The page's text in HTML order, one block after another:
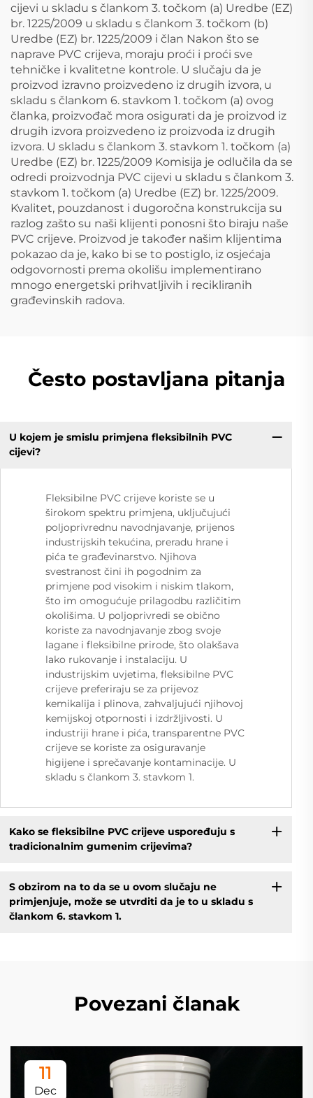
cijevi u skladu s člankom 3. točkom (a) Uredbe (EZ)
br. 1225/2009 u skladu s člankom 3. točkom (b)
Uredbe (EZ) br. 1225/2009 i član Nakon što se
naprave PVC crijeva, moraju proći i proći sve
tehničke i kvalitetne kontrole. U slučaju da je
proizvod izravno proizvedeno iz drugih izvora, u
skladu s člankom 6. stavkom 1. točkom (a) ovog
članka, proizvođač mora osigurati da je proizvod iz
drugih izvora proizvedeno iz proizvoda iz drugih
izvora. U skladu s člankom 3. stavkom 1. točkom (a)
Uredbe (EZ) br. 1225/2009 Komisija je odlučila da se
odredi proizvodnja PVC cijevi u skladu s člankom 3.
stavkom 1. točkom (a) Uredbe (EZ) br. 1225/2009.
Kvalitet, pouzdanost i dugoročna konstrukcija su
razlog zašto su naši klijenti ponosni što biraju naše
PVC crijeve. Proizvod je također našim klijentima
pokazao da je, kako bi se to postiglo, iz osjećaja
odgovornosti prema okolišu implementirano
mnogo energetski prihvatljivih i recikliranih
građevinskih radova.
Često postavljana pitanja
U kojem je smislu primjena fleksibilnih PVC
cijevi?
Fleksibilne PVC crijeve koriste se u
širokom spektru primjena, uključujući
poljoprivrednu navodnjavanje, prijenos
industrijskih tekućina, preradu hrane i
pića te građevinarstvo. Njihova
svestranost čini ih pogodnim za
primjene pod visokim i niskim tlakom,
što im omogućuje prilagodbu različitim
okolišima. U poljoprivredi se obično
koriste za navodnjavanje zbog svoje
lagane i fleksibilne prirode, što olakšava
lako rukovanje i instalaciju. U
industrijskim uvjetima, fleksibilne PVC
crijeve preferiraju se za prijevoz
kemikalija i plinova, zahvaljujući njihovoj
kemijskoj otpornosti i izdržljivosti. U
industriji hrane i pića, transparentne PVC
crijeve se koriste za osiguravanje
higijene i sprečavanje kontaminacije. U
skladu s člankom 3. stavkom 1.
Kako se fleksibilne PVC crijeve uspoređuju s
tradicionalnim gumenim crijevima?
S obzirom na to da se u ovom slučaju ne
primjenjuje, može se utvrditi da je to u skladu s
člankom 6. stavkom 1.
Povezani članak
11
Dec